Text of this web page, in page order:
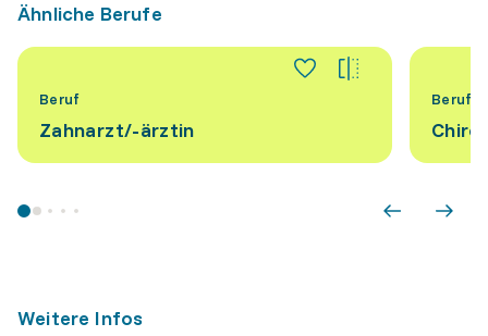
Ähnliche Berufe
Beruf
Zahnarzt/-ärztin
Beruf
Weitere Infos